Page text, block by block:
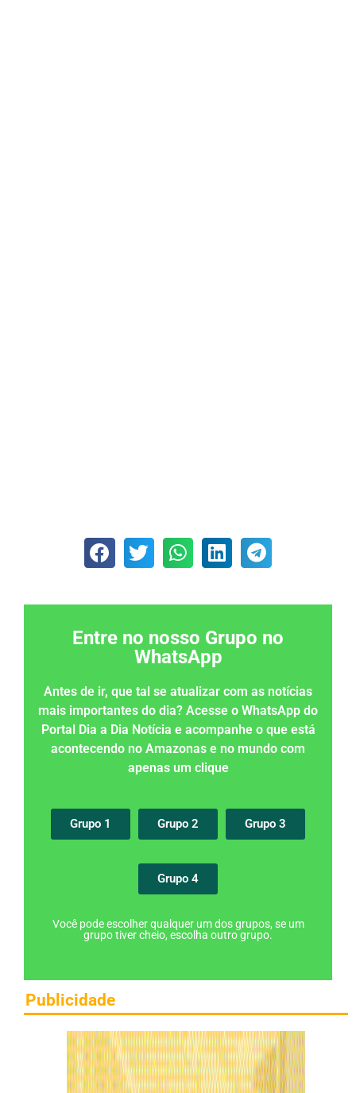
Entre no nosso Grupo no
WhatsApp
Antes de ir, que tal se atualizar com as notícias
mais importantes do dia? Acesse o WhatsApp do
Portal Dia a Dia Notícia e acompanhe o que está
acontecendo no Amazonas e no mundo com
apenas um clique
Grupo 1 Grupo 2 Grupo 3
Grupo 4
Você pode escolher qualquer um dos grupos, se um
grupo tiver cheio, escolha outro grupo.
Publicidade